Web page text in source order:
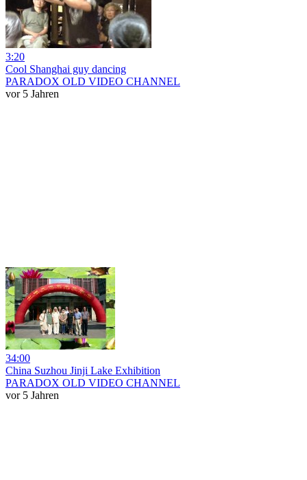
3:20
Cool Shanghai guy dancing
PARADOX OLD VIDEO CHANNEL
vor 5 Jahren
34:00
China Suzhou Jinji Lake Exhibition
PARADOX OLD VIDEO CHANNEL
vor 5 Jahren